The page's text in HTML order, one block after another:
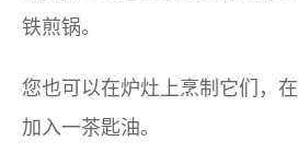
铁煎锅。
您也可以在炉灶上烹制它们，
加入一茶匙油。